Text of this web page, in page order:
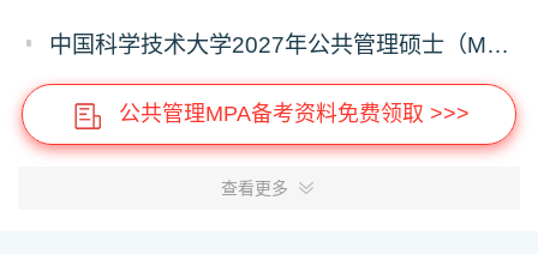
中国科学技术大学2027年公共管理硕士（MPA）专业学位研究生招生通知
公共管理MPA备考资料免费领取 >>>
查看更多